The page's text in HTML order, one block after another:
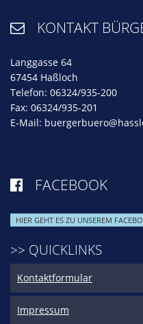
 KONTAKT
Langgasse 64
67454 Haßloch
Telefon: 06324/935-200
Fax: 06324/935-201
E-Mail:
 FACEBOOK
HIER GEHT ES ZU UNSEREM
>> QUICKLINKS
Kontaktformular
Impressum